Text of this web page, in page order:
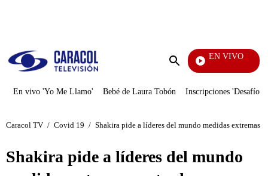
Enviar
EN VIVO
Televentas
En vivo 'Yo Me Llamo' Bebé de Laura Tobón Inscripciones 'Desafío'
Caracol TV / Covid 19 / Shakira pide a líderes del mundo medidas extremas
Shakira pide a líderes del mundo